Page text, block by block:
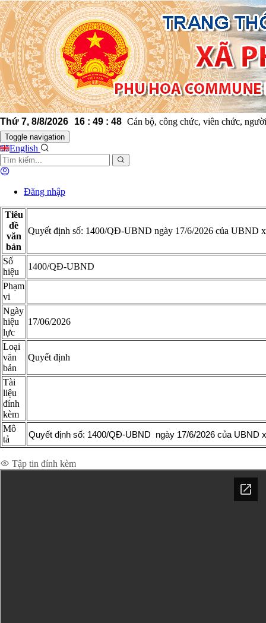
Thứ 7, 8/8/2026 16 : 49 : 48
Cán bộ, công chức, viên chức, người
Toggle navigation
English
Đăng nhập
Tiêu
đề
văn
bản
Quyết định số: 1400/QĐ-UBND ngày 17/6/2026 của UBND
Số
hiệu
1400/QĐ-UBND
Phạm
vi
Ngày
hiệu
lực
17/06/2026
Loại
văn
bản
Quyết định
Tài
liệu
đính
kèm
Mô
tả
Quyết định số: 1400/QĐ-UBND ngày 17/6/2026 của UBND
Tập tin đính kèm